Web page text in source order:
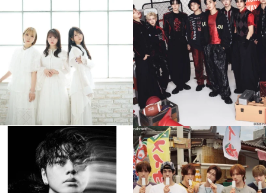
...
8月 4
4 0
💡08/05(水)23:00特番放送！
...
8月 4
4 0
musicjapantv
💡8月特番放送決定！
...
8月 4
397 0
musicjapantv
💡8月特番放送決定！
...
8月 4
6 0